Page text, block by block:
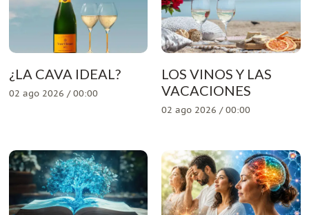
¿LA CAVA IDEAL?
02 ago 2026 / 00:00
LOS VINOS Y LAS
VACACIONES
02 ago 2026 / 00:00